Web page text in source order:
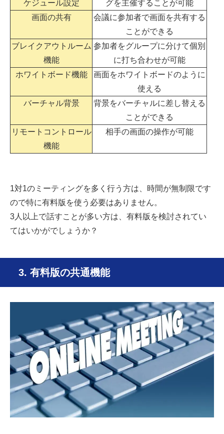
ケジュール設定
グを主催することが可能
画面の共有
会議に参加者で画面を共有する
ことができる
ブレイクアウトルーム
機能
参加者をグループに分けて個別
に打ち合わせが可能
ホワイトボード機能
画面をホワイトボードのように
使える
バーチャル背景
背景をバーチャルに差し替える
ことができる
リモートコントロール
機能
相手の画面の操作が可能
1対1のミーティングを多く行う方は、時間が無制限です
ので特に有料版を使う必要はありません。
3人以上で話すことが多い方は、有料版を検討されてい
てはいかがでしょうか？
3. 有料版の共通機能